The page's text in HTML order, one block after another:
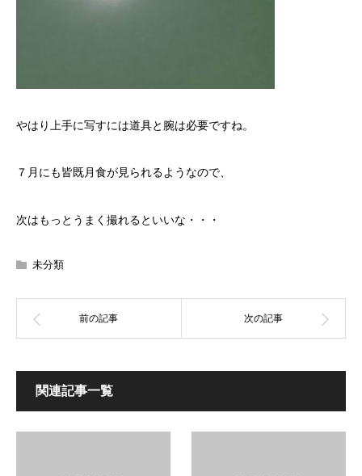
やはり上手に写すには道具と腕は必要ですね。
７月にも皆既月食が見られるようなので、
次はもっとうまく撮れるといいな・・・
未分類
関連記事一覧